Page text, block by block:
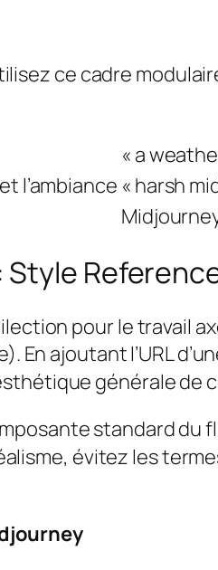
ce cadre
« a
l’ambiance « harsh
Style
pour le travail
En ajoutant l’URL
générale de
standard du
évitez les